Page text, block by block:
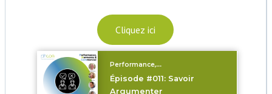
Cliquez ici